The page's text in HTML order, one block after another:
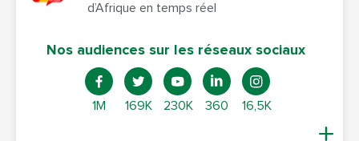
d’Afrique en temps réel
Nos audiences sur les réseaux sociaux
1M 169K 230K 360 16,5K